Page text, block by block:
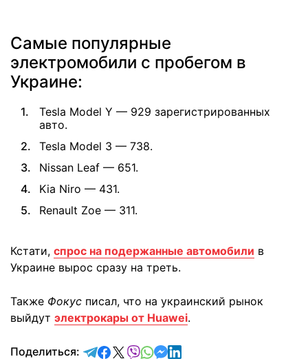
Самые популярные
электромобили с пробегом в
Украине:
Tesla Model Y — 929 зарегистрированных
авто.
Tesla Model 3 — 738.
Nissan Leaf — 651.
Kia Niro — 431.
Renault Zoe — 311.
Кстати, спрос на подержанные автомобили в
Украине вырос сразу на треть.
Также Фокус писал, что на украинский рынок
выйдут электрокары от Huawei.
Поделиться: отправить в Telegram
поделиться в Facebook
поделиться в X
отправить в Viber
отправить в Whatsapp
отправить в Messenger
отправить в LinkedIn